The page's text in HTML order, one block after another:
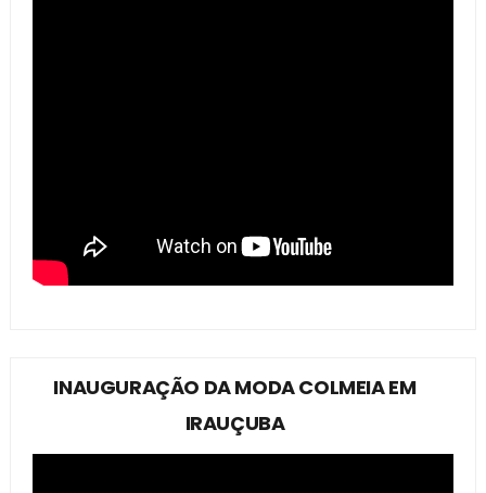
INAUGURAÇÃO DA MODA COLMEIA EM
IRAUÇUBA